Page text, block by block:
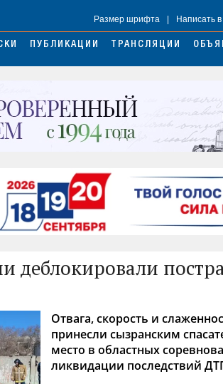
Размер шрифта Написать
ПУБЛИКАЦИИ ТРАНСЛЯЦИИ
деблокировали
Отвага, скорость и
принесли сызранским
место в областных
ликвидации последствий